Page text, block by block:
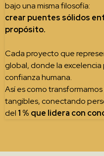
bajo una misma filosofía:
crear puentes sólidos
propósito.
Cada proyecto que
global, donde la excelencia
confianza humana.
Así es como
tangibles, conectando
del 1 % que lidera con